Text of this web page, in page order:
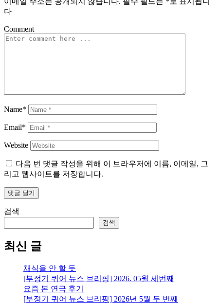
다
Comment
Name*
Email*
Website
다음 번 댓글 작성을 위해 이 브라우저에 이름, 이메일, 그
리고 웹사이트를 저장합니다.
검색
검색
최신 글
채식을 안 할 듯
[부정기 퀴어 뉴스 브리핑] 2026. 05월 세번째
요즘 본 연극 후기
[부정기 퀴어 뉴스 브리핑] 2026년 5월 두 번째